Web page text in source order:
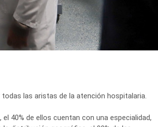
las aristas de la atención hospitalaria.
40% de ellos cuentan con una especialidad,